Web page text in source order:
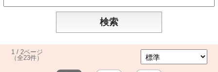
1 / 2ページ
（全23件）